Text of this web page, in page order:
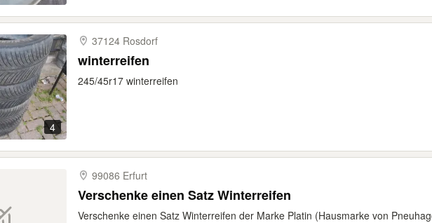
4
37124 Rosdorf
winterreifen
245/45r17 winterreifen
99086 Erfurt
Verschenke einen Satz Winterreifen
Verschenke einen Satz Winterreifen der Marke Platin (Hausmarke von